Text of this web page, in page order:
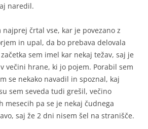
naredil.
najprej črtal vse, kar je povezano z
in upal, da bo prebava delovala
sem imel kar nekaj težav, saj je
večini hrane, ki jo pojem. Porabil sem
se nekako navadil in spoznal, kaj
sem seveda tudi grešil, večino
mesecih pa se je nekaj čudnega
saj že 2 dni nisem šel na stranišče.